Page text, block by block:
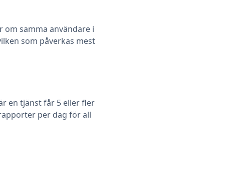
om samma användare i
som påverkas mest
en tjänst får 5 eller fler
per dag för all